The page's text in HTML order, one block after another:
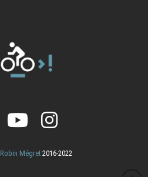
Robin Mégret2016-2022